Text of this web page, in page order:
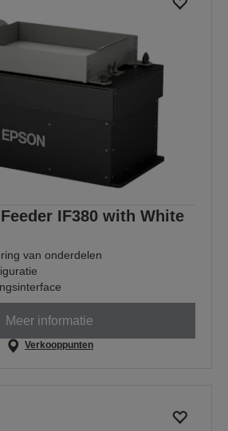
IF380 with White
van onderdelen
Meer informatie
Verkooppunten